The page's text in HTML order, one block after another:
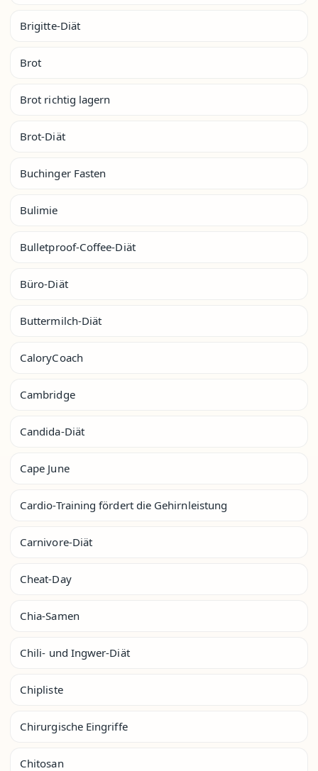
Brigitte-Diät
Brot
Brot richtig lagern
Brot-Diät
Buchinger Fasten
Bulimie
Bulletproof-Coffee-Diät
Büro-Diät
Buttermilch-Diät
CaloryCoach
Cambridge
Candida-Diät
Cape June
Cardio-Training fördert die Gehirnleistung
Carnivore-Diät
Cheat-Day
Chia-Samen
Chili- und Ingwer-Diät
Chipliste
Chirurgische Eingriffe
Chitosan